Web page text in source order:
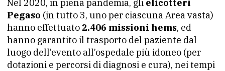
Nel 2020, in piena pandemia, gli elicotteri
Pegaso (in tutto 3, uno per ciascuna Area vasta)
hanno effettuato 2.406 missioni hems, ed
hanno garantito il trasporto del paziente dal
luogo dell’evento all’ospedale più idoneo (per
dotazioni e percorsi di diagnosi e cura), nei tempi